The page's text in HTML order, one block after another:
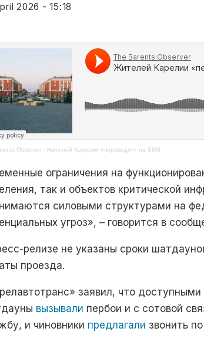
2026 - 15:18
Observer · Жителей Карелии «переводят» на SMS
ограничения на
так и объектов критической
силовыми структурами на
угроз», – говорится в
релизе не указаны сроки
проезда.
заявил, что
вызывали пербои и с сотовой
и чиновники предлагали звонить